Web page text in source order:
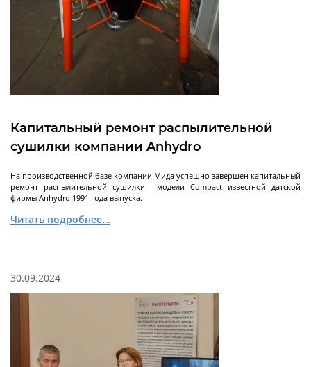
Установки сверхкритической флюидной
экстракции
Экстракторы статические
Экстракторы динамические
Экстракторы - концентраторы
флюидной экстракции
Концентраторы
Роторные
испарители
Капитальный ремонт распылительной
сушилки компании Anhydro
На производственной базе компании Мида успешно завершен капитальный
ремонт распылительной сушилки модели Compact известной датской
фирмы Anhydro 1991 года выпуска.
Читать подробнее...
30.09.2024